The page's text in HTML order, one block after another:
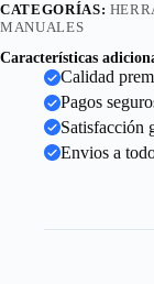
CATEGORÍAS:
MANUALES
Características
Calidad
Pagos
Satisfacción
Envios a